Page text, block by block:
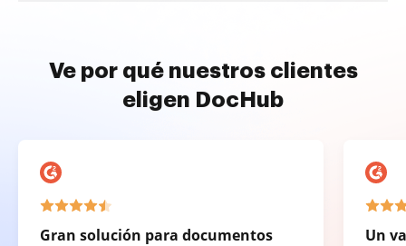
Ve por qué nuestros clientes
eligen DocHub
Gran solución para documentos
Un